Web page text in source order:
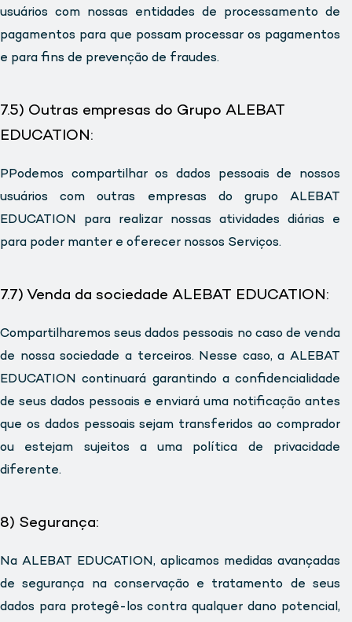
usuários com nossas entidades de processamento de
pagamentos para que possam processar os pagamentos
e para fins de prevenção de fraudes.
7.5) Outras empresas do Grupo ALEBAT
EDUCATION:
PPodemos compartilhar os dados pessoais de nossos
usuários com outras empresas do grupo ALEBAT
EDUCATION para realizar nossas atividades diárias e
para poder manter e oferecer nossos Serviços.
7.7) Venda da sociedade ALEBAT EDUCATION:
Compartilharemos seus dados pessoais no caso de venda
de nossa sociedade a terceiros. Nesse caso, a ALEBAT
EDUCATION continuará garantindo a confidencialidade
de seus dados pessoais e enviará uma notificação antes
que os dados pessoais sejam transferidos ao comprador
ou estejam sujeitos a uma política de privacidade
diferente.
8) Segurança:
Na ALEBAT EDUCATION, aplicamos medidas avançadas
de segurança na conservação e tratamento de seus
dados para protegê-los contra qualquer dano potencial,